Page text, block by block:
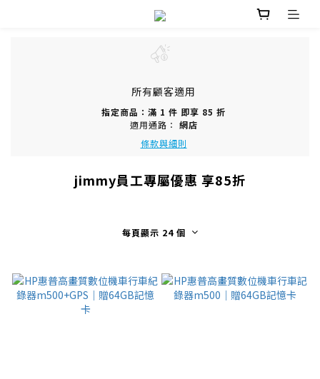
所有顧客適用
指定商品：滿 1 件 即享 85 折
適用通路： 網店
條款與細則
jimmy員工專屬優惠 享85折
每頁顯示 24 個